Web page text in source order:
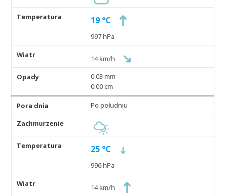
19 °C
997 hPa
14 km/h
0.03 mm
0.00 cm
Po południu
25 °C
996 hPa
14 km/h